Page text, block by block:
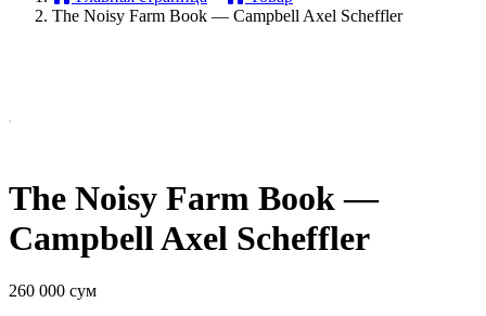
The Noisy Farm Book — Campbell Axel Scheffler
The Noisy Farm Book —
Campbell Axel Scheffler
260 000 сум